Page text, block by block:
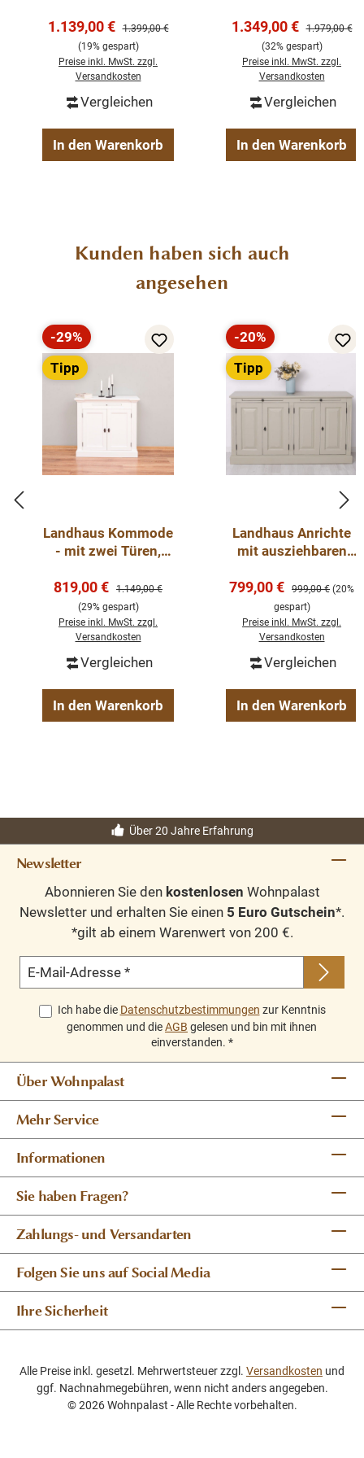
fester Regalboden
Auszug zur Ablage
weiß lackiert
montiert
Pinie
Verkaufspreis:
1.139,00 € Regulärer Preis:
1.399,00 €
(19% gespart)
Preise inkl. MwSt. zzgl.
Versandkosten
Vergleichen
In den Warenkorb
Verkaufspreis:
1.349,00 € Regulärer
1.979,00 €
(32% gespart)
Preise inkl. MwSt. zzgl.
Versandkosten
Vergleichen
In den Warenkorb
Produktgalerie überspringen
Kunden haben sich auch
angesehen
Rabatt
-29%
Tipp
Landhaus Kommode
- mit zwei Türen,
Verkaufspreis:
819,00 € Regulärer Preis:
1.149,00 €
(29% gespart)
Preise inkl. MwSt. zzgl.
Versandkosten
Vergleichen
In den Warenkorb
Rabatt
-20%
Tipp
Landhaus Anrichte
mit ausziehbaren
Massives Sideboard
Verkaufspreis:
799,00 € Regulärer Preis:
999,00 € (20%
gespart)
Preise inkl. MwSt. zzgl.
Versandkosten
Vergleichen
In den Warenkorb
Über 20 Jahre Erfahrung
Newsletter
Abonnieren Sie den kostenlosen Wohnpalast
Newsletter und erhalten Sie einen 5 Euro Gutschein*.
*gilt ab einem Warenwert von 200 €.
E-Mail-Adresse *
Ich habe die Datenschutzbestimmungen zur Kenntnis
genommen und dieAGB gelesen und bin mit ihnen
einverstanden. *
Über Wohnpalast
Mehr Service
Informationen
Sie haben Fragen?
Zahlungs- und Versandarten
Folgen Sie uns auf Social Media
Ihre Sicherheit
Alle Preise inkl. gesetzl. Mehrwertsteuer zzgl. Versandkosten und
ggf. Nachnahmegebühren, wenn nicht anders angegeben.
© 2026 Wohnpalast - Alle Rechte vorbehalten.